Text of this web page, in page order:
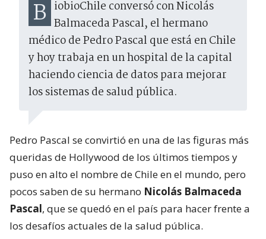
BiobioChile conversó con Nicolás Balmaceda Pascal, el hermano
médico de Pedro Pascal que está en Chile
y hoy trabaja en un hospital de la capital
haciendo ciencia de datos para mejorar
los sistemas de salud pública.
Pedro Pascal se convirtió en una de las figuras más
queridas de Hollywood de los últimos tiempos y
puso en alto el nombre de Chile en el mundo, pero
pocos saben de su hermano Nicolás Balmaceda
Pascal, que se quedó en el país para hacer frente a
los desafíos actuales de la salud pública.